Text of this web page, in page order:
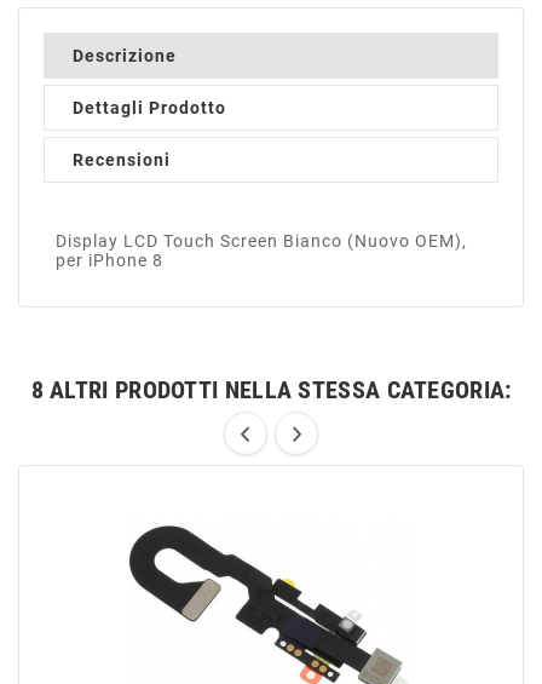
Descrizione
Dettagli Prodotto
Recensioni
Display LCD Touch Screen Bianco (Nuovo OEM),
per iPhone 8
8 ALTRI PRODOTTI NELLA STESSA CATEGORIA: